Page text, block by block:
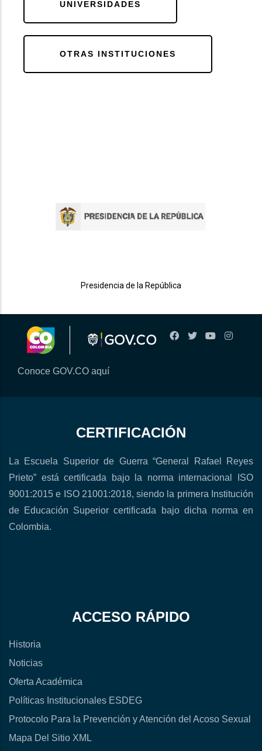
UNIVERSIDADES
OTRAS INSTITUCIONES
Presidencia de la República
Conoce GOV.CO aquí
CERTIFICACIÓN
La Escuela Superior de Guerra “General Rafael Reyes
Prieto” está certificada bajo la norma internacional ISO
9001:2015 e ISO 21001:2018, siendo la primera Institución
de Educación Superior certificada bajo dicha norma en
Colombia.
ACCESO RÁPIDO
Historia
Noticias
Oferta Académica
Políticas Institucionales ESDEG
Protocolo Para la Prevención y Atención del Acoso Sexual
Mapa Del Sitio XML